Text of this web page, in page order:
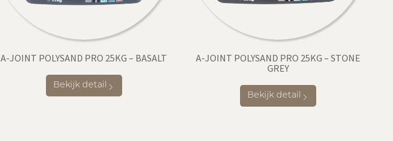
A-JOINT POLYSAND PRO 25KG – BASALT
Bekijk detail
A-JOINT POLYSAND PRO 25KG – STONE
GREY
Bekijk detail